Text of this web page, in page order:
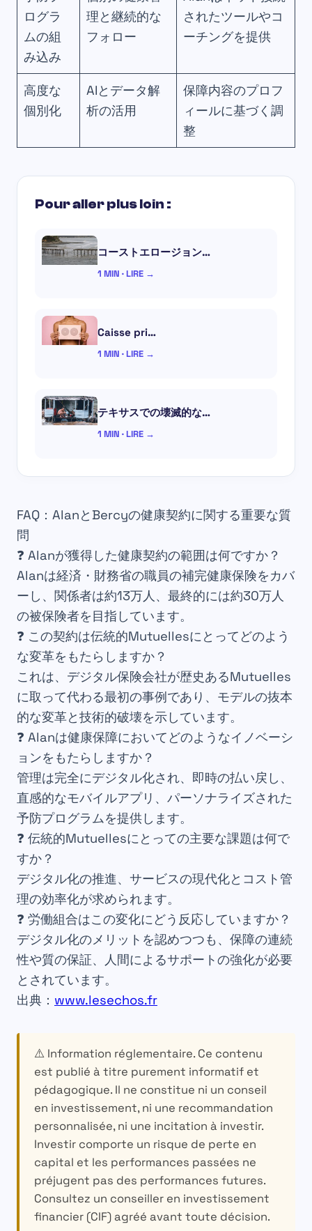
ログラ
ムの組
み込み
理と継続的な
フォロー
されたツールやコ
ーチングを提供
高度な
個別化
AIとデータ解
析の活用
保障内容のプロフ
ィールに基づく調
整
Pour aller plus loin :
コーストエロージョン…
1 MIN · LIRE →
Caisse pri…
1 MIN · LIRE →
テキサスでの壊滅的な…
1 MIN · LIRE →
FAQ：AlanとBercyの健康契約に関する重要な質
問
❓ Alanが獲得した健康契約の範囲は何ですか？
Alanは経済・財務省の職員の補完健康保険をカバ
ーし、関係者は約13万人、最終的には約30万人
の被保険者を目指しています。
❓ この契約は伝統的Mutuellesにとってどのよう
な変革をもたらしますか？
これは、デジタル保険会社が歴史あるMutuelles
に取って代わる最初の事例であり、モデルの抜本
的な変革と技術的破壊を示しています。
❓ Alanは健康保障においてどのようなイノベーシ
ョンをもたらしますか？
管理は完全にデジタル化され、即時の払い戻し、
直感的なモバイルアプリ、パーソナライズされた
予防プログラムを提供します。
❓ 伝統的Mutuellesにとっての主要な課題は何で
すか？
デジタル化の推進、サービスの現代化とコスト管
理の効率化が求められます。
❓ 労働組合はこの変化にどう反応していますか？
デジタル化のメリットを認めつつも、保障の連続
性や質の保証、人間によるサポートの強化が必要
とされています。
出典： www.lesechos.fr
⚠️ Information réglementaire.Ce contenu
est publié à titre purement informatif et
pédagogique. Il ne constitue ni un conseil
en investissement, ni une recommandation
personnalisée, ni une incitation à investir.
Investir comporte un risque de perte en
capital et les performances passées ne
préjugent pas des performances futures.
Consultez un conseiller en investissement
financier (CIF) agréé avant toute décision.